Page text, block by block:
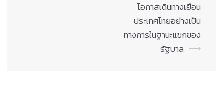
โอกาสเดินทางเยือน
ประเทศไทยอย่างเป็น
ทางการในฐานะแขกของ
รัฐบาล ⟶